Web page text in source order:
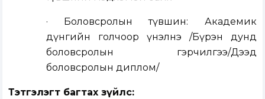
· Боловсролын түвшин: Академик
дүнгийн голчоор үнэлнэ /Бүрэн дунд
боловсролын гэрчилгээ/Дээд
боловсролын диплом/
Тэтгэлэгт багтах зүйлс: